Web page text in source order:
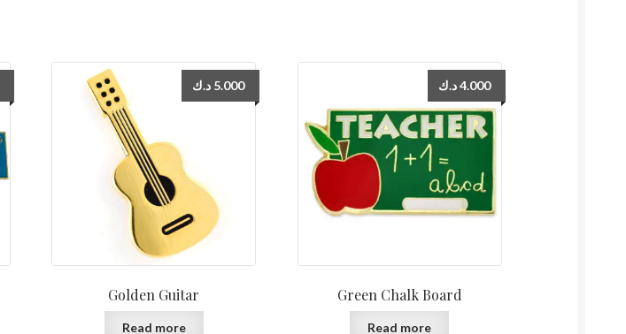
Golden Guitar
5.000 د.ك
Read more
Green Chalk Board
4.000د.ك
Read more